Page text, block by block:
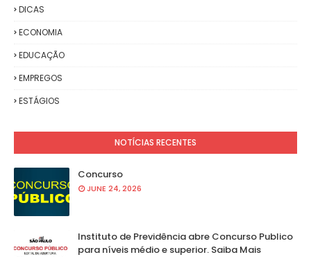
DICAS
ECONOMIA
EDUCAÇÃO
EMPREGOS
ESTÁGIOS
NOTÍCIAS RECENTES
Concurso
JUNE 24, 2026
Instituto de Previdência abre Concurso Publico
para níveis médio e superior. Saiba Mais